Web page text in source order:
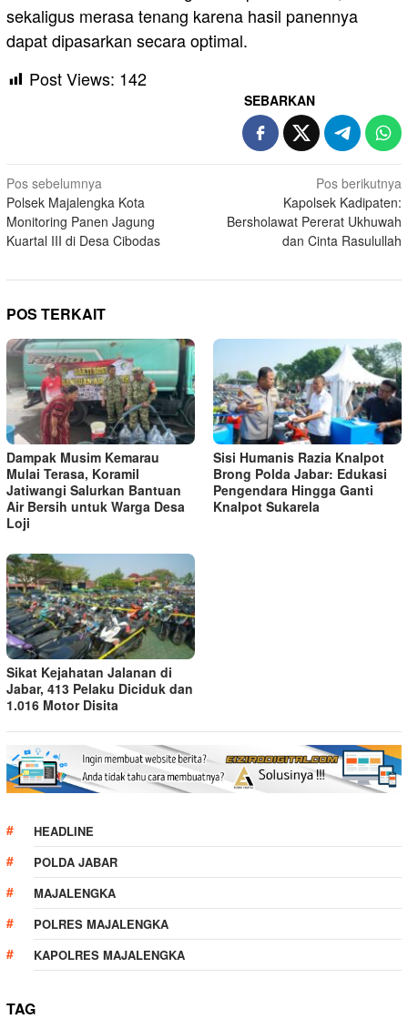
sekaligus merasa tenang karena hasil panennya
dapat dipasarkan secara optimal.
Post Views: 142
SEBARKAN
Navigasi
pos
Pos sebelumnya
Polsek Majalengka Kota
Monitoring Panen Jagung
Kuartal III di Desa Cibodas
Pos berikutnya
Kapolsek Kadipaten:
Bersholawat Pererat Ukhuwah
dan Cinta Rasulullah
POS TERKAIT
Dampak Musim Kemarau
Mulai Terasa, Koramil
Jatiwangi Salurkan Bantuan
Air Bersih untuk Warga Desa
Loji
Sisi Humanis Razia Knalpot
Brong Polda Jabar: Edukasi
Pengendara Hingga Ganti
Knalpot Sukarela
Sikat Kejahatan Jalanan di
Jabar, 413 Pelaku Diciduk dan
1.016 Motor Disita
HEADLINE
POLDA JABAR
MAJALENGKA
POLRES MAJALENGKA
KAPOLRES MAJALENGKA
TAG